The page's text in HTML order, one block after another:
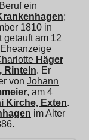
ein
;
1810 in
getauft am 12
Häger
Rinteln. Er
von Johann
, am 4
Kirche, Exten.
im Alter